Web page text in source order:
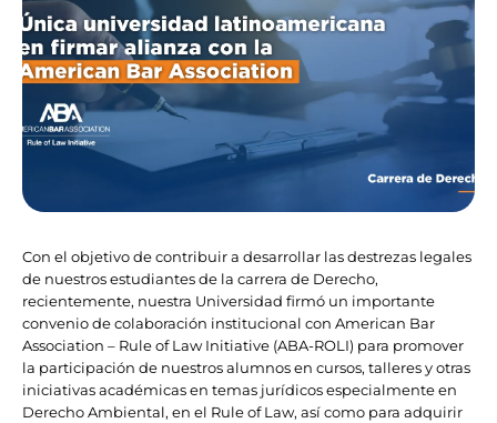
Con el objetivo de contribuir a desarrollar las destrezas legales
de nuestros estudiantes de la carrera de Derecho,
recientemente, nuestra Universidad firmó un importante
convenio de colaboración institucional con American Bar
Association – Rule of Law Initiative (ABA-ROLI) para promover
la participación de nuestros alumnos en cursos, talleres y otras
iniciativas académicas en temas jurídicos especialmente en
Derecho Ambiental, en el Rule of Law, así como para adquirir